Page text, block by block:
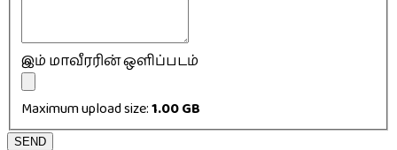
இம் மாவீரரின் ஒளிப்படம்
Maximum upload size:1.00 GB
SEND